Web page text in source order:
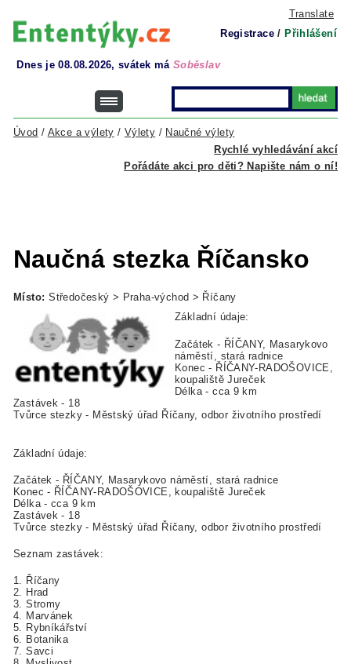
Translate
Registrace / Přihlášení
Dnes je 08.08.2026, svátek má Soběslav
Rychlé vyhledávání akcí
Úvod / Akce a výlety / Výlety / Naučné výlety
Pořádáte akci pro děti? Napište nám o ní!
Naučná stezka Říčansko
Místo: Středočeský > Praha-východ > Říčany
Základní údaje:
Začátek - ŘÍČANY, Masarykovo
náměstí, stará radnice
Konec - ŘÍČANY-RADOŠOVICE,
koupaliště Jureček
Délka - cca 9 km
Zastávek - 18
Tvůrce stezky - Městský úřad Říčany, odbor životního prostředí
Základní údaje:
Začátek - ŘÍČANY, Masarykovo náměstí, stará radnice
Konec - ŘÍČANY-RADOŠOVICE, koupaliště Jureček
Délka - cca 9 km
Zastávek - 18
Tvůrce stezky - Městský úřad Říčany, odbor životního prostředí
Seznam zastávek:
1. Říčany
2. Hrad
3. Stromy
4. Marvánek
5. Rybníkářství
6. Botanika
7. Savci